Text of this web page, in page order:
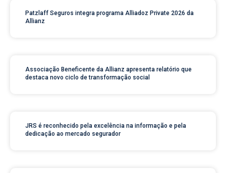
Patzlaff Seguros integra programa Alliadoz Private 2026 da
Allianz
Associação Beneficente da Allianz apresenta relatório que
destaca novo ciclo de transformação social
JRS é reconhecido pela excelência na informação e pela
dedicação ao mercado segurador